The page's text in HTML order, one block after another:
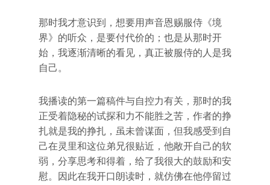
那时我才意识到，想要用声音恩赐服侍《境
界》的听众，是要付代价的；也是从那时开
始，我逐渐清晰的看见，真正被服侍的人是我
自己。
我播读的第一篇稿件与自控力有关，那时的我
正受着隐秘的试探和力不能胜之苦，作者的挣
扎就是我的挣扎，虽未曾谋面，但我感受到自
己在灵里和这位弟兄很贴近，他敞开自己的软
弱，分享思考和得着，给了我很大的鼓励和安
慰。因此在我开口朗读时，就仿佛在他停留过